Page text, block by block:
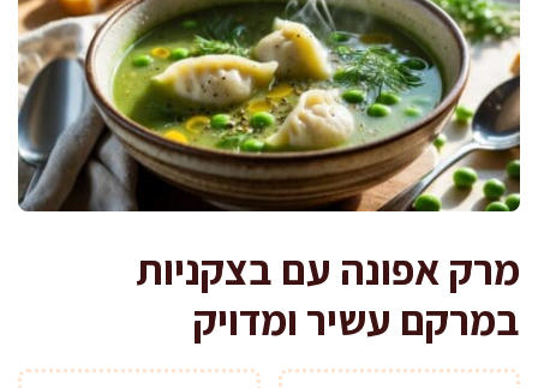
מרק אפונה עם בצקניות
במרקם עשיר ומדויק